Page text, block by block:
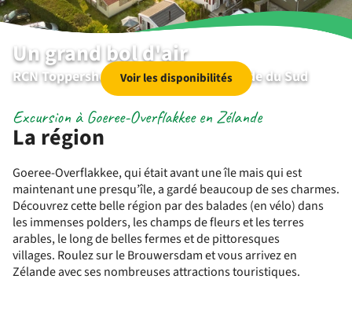
Un grand bol d'air
RCN Toppershoedje | Ouddorp | Hollande du Sud
Voir les disponibilités
La région
Excursion à Goeree-Overflakkee en Zélande
Goeree-Overflakkee, qui était avant une île mais qui est
maintenant une presqu’île, a gardé beaucoup de ses charmes.
Découvrez cette belle région par des balades (en vélo) dans
les immenses polders, les champs de fleurs et les terres
arables, le long de belles fermes et de pittoresques
villages. Roulez sur le Brouwersdam et vous arrivez en
Zélande avec ses nombreuses attractions touristiques.